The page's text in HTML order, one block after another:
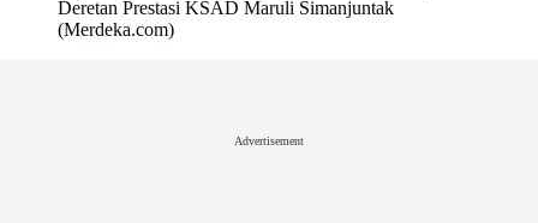
Deretan Prestasi KSAD Maruli Simanjuntak
(Merdeka.com)
Advertisement